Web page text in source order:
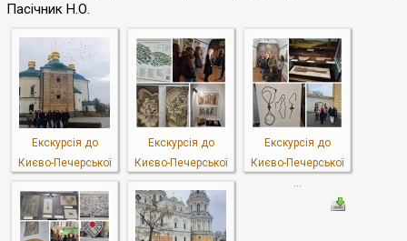
Пасічник Н.О.
Екскурсія до
Києво-Печерської
Екскурсія до
Києво-Печерської
Екскурсія до
Києво-Печерської
...